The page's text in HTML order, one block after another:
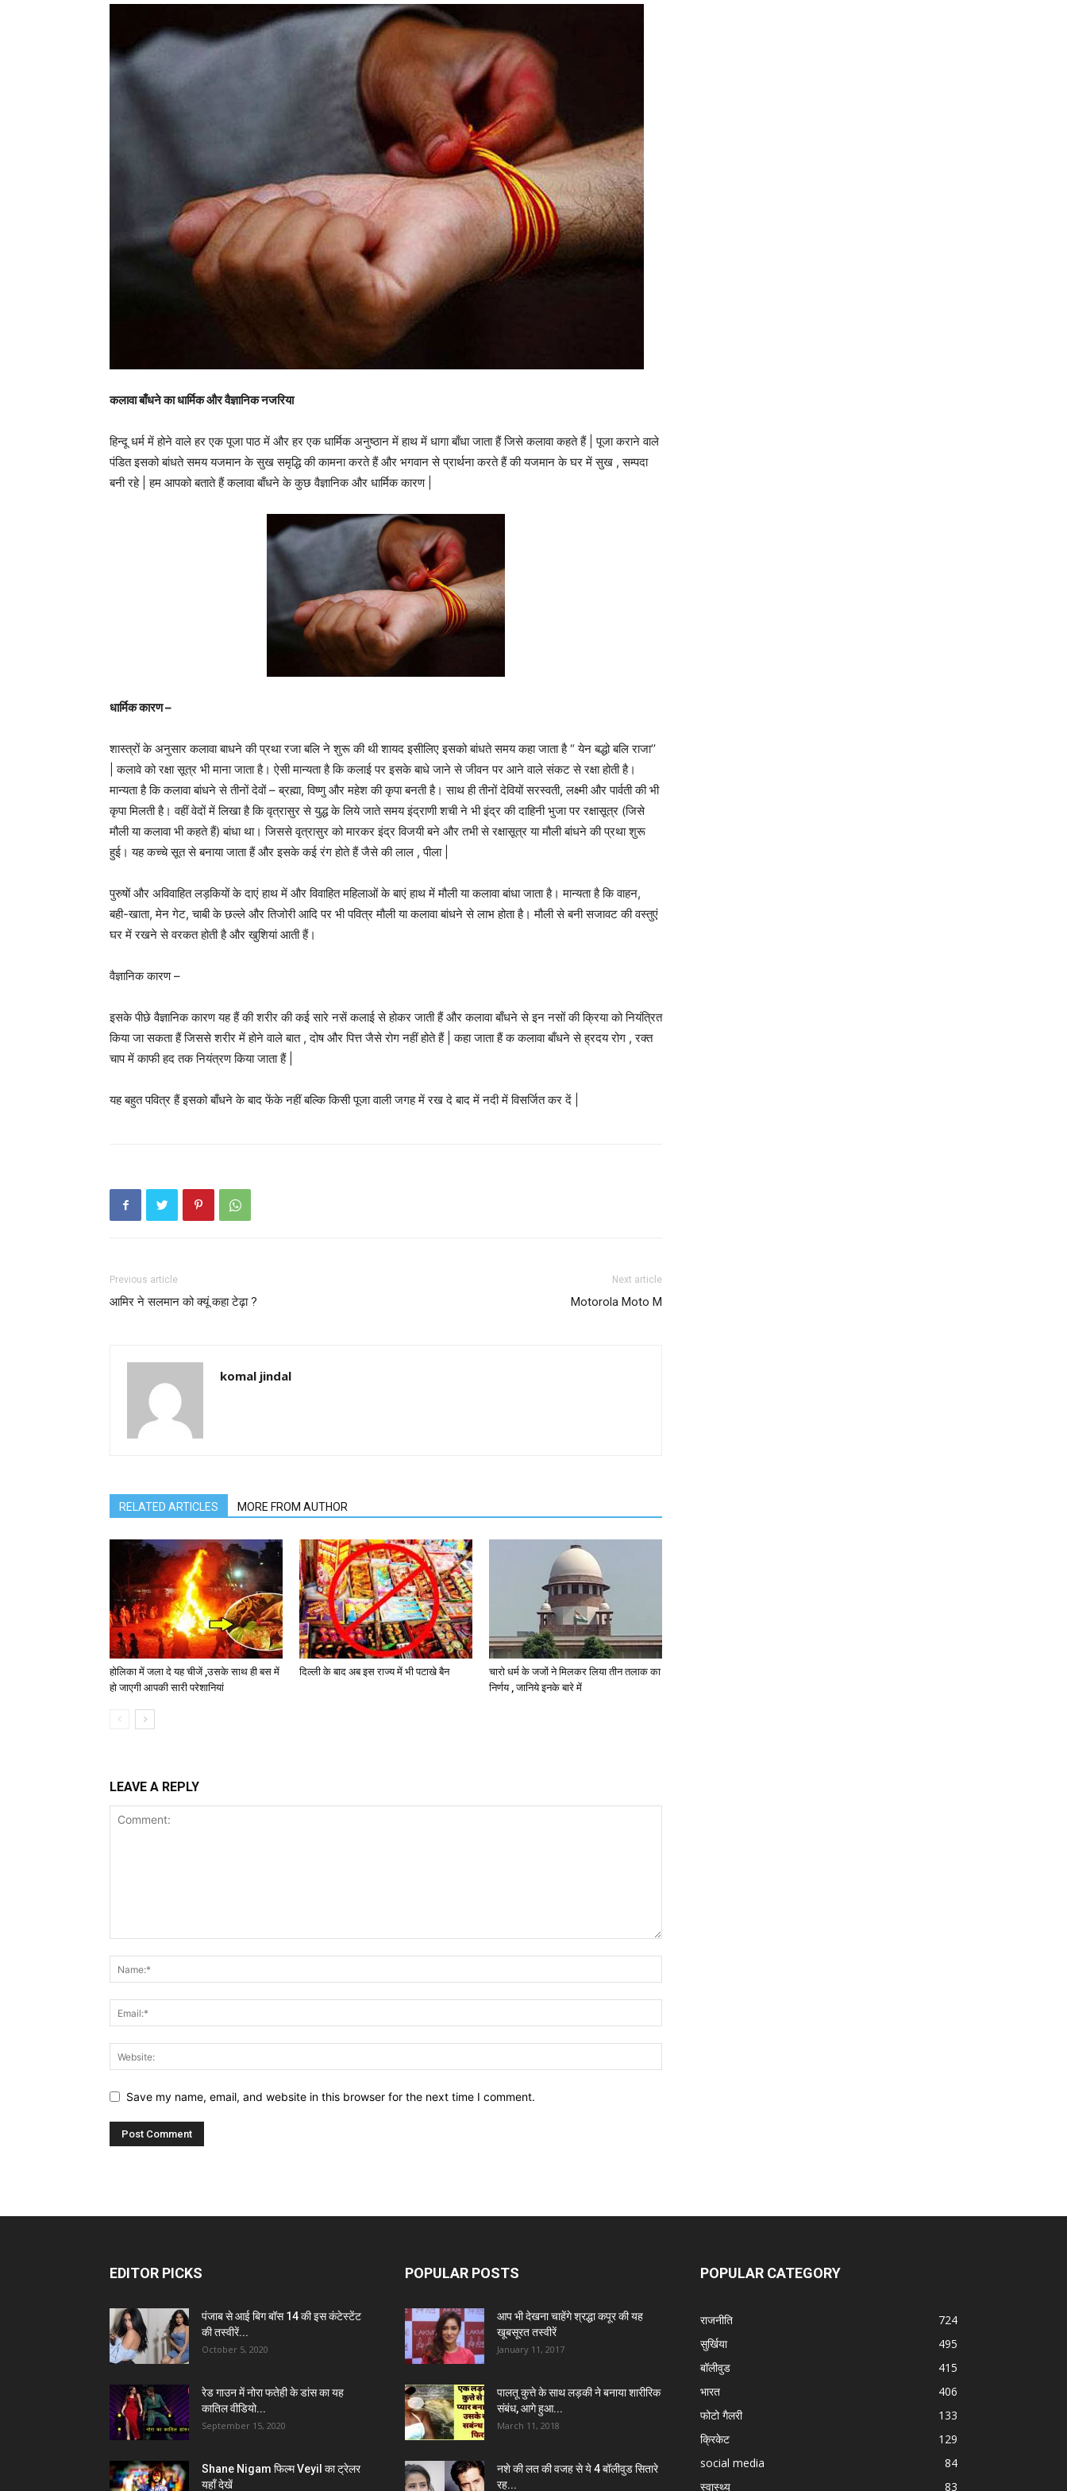
कलावा बाँधने का धार्मिक और वैज्ञानिक नजरिया
हिन्दू धर्म में होने वाले हर एक पूजा पाठ में और हर एक धार्मिक अनुष्ठान में हाथ में धागा बाँधा जाता हैं जिसे कलावा कहते हैं | पूजा कराने वाले
पंडित इसको बांधते समय यजमान के सुख समृद्धि की कामना करते हैं और भगवान से प्रार्थना करते हैं की यजमान के घर में सुख , सम्पदा
बनी रहे | हम आपको बताते हैं कलावा बाँधने के कुछ वैज्ञानिक और धार्मिक कारण |
धार्मिक कारण –
शास्त्रों के अनुसार कलावा बाधने की प्रथा रजा बलि ने शुरू की थी शायद इसीलिए इसको बांधते समय कहा जाता है “ येन बद्धो बलि राजा’’
| कलावे को रक्षा सूत्र भी माना जाता है। ऐसी मान्यता है कि कलाई पर इसके बाधे जाने से जीवन पर आने वाले संकट से रक्षा होती है।
मान्यता है कि कलावा बांधने से तीनों देवों – ब्रह्मा, विष्णु और महेश की कृपा बनती है। साथ ही तीनों देवियों सरस्वती, लक्ष्मी और पार्वती की भी
कृपा मिलती है। वहीं वेदों में लिखा है कि वृत्रासुर से युद्ध के लिये जाते समय इंद्राणी शची ने भी इंद्र की दाहिनी भुजा पर रक्षासूत्र (जिसे
मौली या कलावा भी कहते हैं) बांधा था। जिससे वृत्रासुर को मारकर इंद्र विजयी बने और तभी से रक्षासूत्र या मौली बांधने की प्रथा शुरू
हुई। यह कच्चे सूत से बनाया जाता हैं और इसके कई रंग होते हैं जैसे की लाल , पीला |
पुरुषों और अविवाहित लड़कियों के दाएं हाथ में और विवाहित महिलाओं के बाएं हाथ में मौली या कलावा बांधा जाता है। मान्यता है कि वाहन,
बही-खाता, मेन गेट, चाबी के छल्ले और तिजोरी आदि पर भी पवित्र मौली या कलावा बांधने से लाभ होता है। मौली से बनी सजावट की वस्तुएं
घर में रखने से वरकत होती है और खुशियां आती हैं।
वैज्ञानिक कारण –
इसके पीछे वैज्ञानिक कारण यह हैं की शरीर की कई सारे नसें कलाई से होकर जाती हैं और कलावा बाँधने से इन नसों की क्रिया को नियंत्रित
किया जा सकता हैं जिससे शरीर में होने वाले बात , दोष और पित्त जैसे रोग नहीं होते हैं | कहा जाता हैं क कलावा बाँधने से ह्रदय रोग , रक्त
चाप में काफी हद तक नियंत्रण किया जाता हैं |
यह बहुत पवित्र हैं इसको बाँधने के बाद फेंके नहीं बल्कि किसी पूजा वाली जगह में रख दे बाद में नदी में विसर्जित कर दें |
Previous article
आमिर ने सलमान को क्यूं कहा टेढ़ा ?
Next article
Motorola Moto M
komal jindal
RELATED ARTICLES MORE FROM AUTHOR
होलिका में जला दे यह चीजें ,उसके साथ ही बस में
हो जाएगी आपकी सारी परेशानियां
दिल्ली के बाद अब इस राज्य में भी पटाखे बैन
चारो धर्म के जजों ने मिलकर लिया तीन तलाक का
निर्णय , जानिये इनके बारे में
LEAVE A REPLY
Save my name, email, and website in this browser for the next time I comment.
EDITOR PICKS
पंजाब से आई बिग बॉस 14 की इस कंटेस्टेंट
की तस्वीरें...
October 5, 2020
रेड गाउन में नोरा फतेही के डांस का यह
कातिल वीडियो...
September 15, 2020
Shane Nigam फिल्म Veyil का ट्रेलर
यहाँ देखें
POPULAR POSTS
आप भी देखना चाहेंगे श्रद्धा कपूर की यह
खूबसूरत तस्वीरें
January 11, 2017
पालतू कुत्ते के साथ लड़की ने बनाया शारीरिक
संबंध, आगे हुआ...
March 11, 2018
नशे की लत की वजह से ये 4 बॉलीवुड सितारे
रह...
POPULAR CATEGORY
राजनीति
724
सुर्खिया
495
बॉलीवुड
415
भारत
406
फोटो गैलरी
133
क्रिकेट
129
social media
84
स्वास्थ्य
83